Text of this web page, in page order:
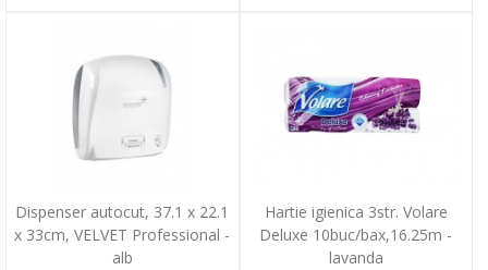
Dispenser autocut, 37.1 x 22.1
x 33cm, VELVET Professional -
alb
Hartie igienica 3str. Volare
Deluxe 10buc/bax,16.25m -
lavanda